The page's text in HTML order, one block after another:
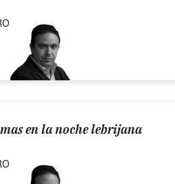
en la noche lebrijana